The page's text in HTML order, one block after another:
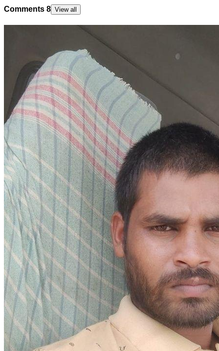
Comments 8 View all